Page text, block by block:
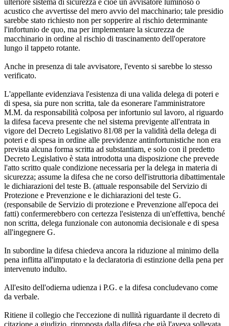
acustico che avvertisse del mero avvio del macchinario; tale presidio
sarebbe stato richiesto non per sopperire al rischio determinante
l'infortunio de quo, ma per implementare la sicurezza de
macchinario in ordine al rischio di trascinamento dell'operatore
lungo il tappeto rotante.
Anche in presenza di tale avvisatore, l'evento si sarebbe lo stesso
verificato.
L'appellante evidenziava l'esistenza di una valida delega di poteri e
di spesa, sia pure non scritta, tale da esonerare l'amministratore
M.M. da responsabilità colposa per infortunio sul lavoro, al riguardo
la difesa faceva presente che nel sistema previgente all'entrata in
vigore del Decreto Legislativo 81/08 per la validità della delega di
poteri e di spesa in ordine alle previdenze antinfortunistiche non era
prevista alcuna forma scritta ad substantiam, e solo con il predetto
Decreto Legislativo è stata introdotta una disposizione che prevede
l'atto scritto quale condizione necessaria per la delega in materia di
sicurezza; assume la difesa che ne corso dell'istruttoria dibattimentale
le dichiarazioni del teste B. (attuale responsabile del Servizio di
Protezione e Prevenzione e le dichiarazioni del teste G.
(responsabile de Servizio di protezione e Prevenzione all'epoca dei
fatti) confermerebbero con certezza l'esistenza di un'effettiva, benché
non scritta, delega funzionale con autonomia decisionale e di spesa
all'ingegnere G.
In subordine la difesa chiedeva ancora la riduzione al minimo della
pena inflitta all'imputato e la declaratoria di estinzione della pena per
intervenuto indulto.
All'esito dell'odierna udienza i P.G. e la difesa concludevano come
da verbale.
Ritiene il collegio che l'eccezione di nullità riguardante il decreto di
citazione a giudizio, riproposta dalla difesa che già l'aveva sollevata